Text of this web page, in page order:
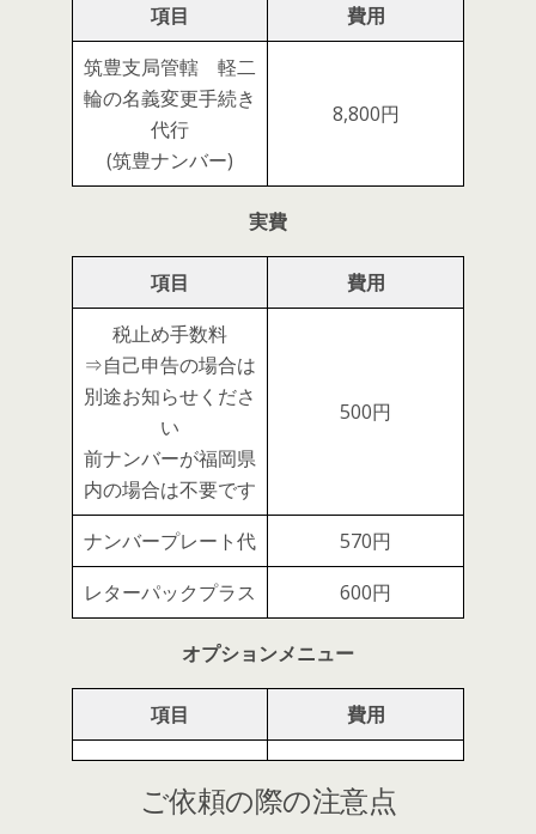
項目
費用
筑豊支局管轄 軽二
輪の名義変更手続き
代行
(筑豊ナンバー)
8,800円
実費
項目
費用
税止め手数料
⇒自己申告の場合は
別途お知らせくださ
い
前ナンバーが福岡県
内の場合は不要です
500円
ナンバープレート代
570円
レターパックプラス
600円
オプションメニュー
項目 費用
ご依頼の際の注意点